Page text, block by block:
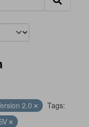
2.0
Tags: